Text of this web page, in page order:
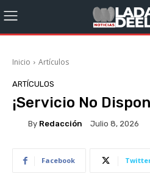
Inicio Artículos
ARTÍCULOS
¡Servicio No
By Redacción Julio 8, 2026
Facebook